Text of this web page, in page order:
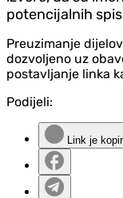
potencijalnih
Preuzimanje
dozvoljeno uz
postavljanje linka
Podijeli:
Link je